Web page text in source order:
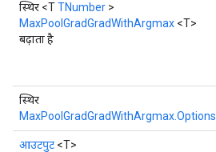
स्थिर <TTNumber >
MaxPoolGradGradWithArgmax <T>
बढ़ाता है
स्थिर
MaxPoolGradGradWithArgmax.Options
आउटपुट <T>